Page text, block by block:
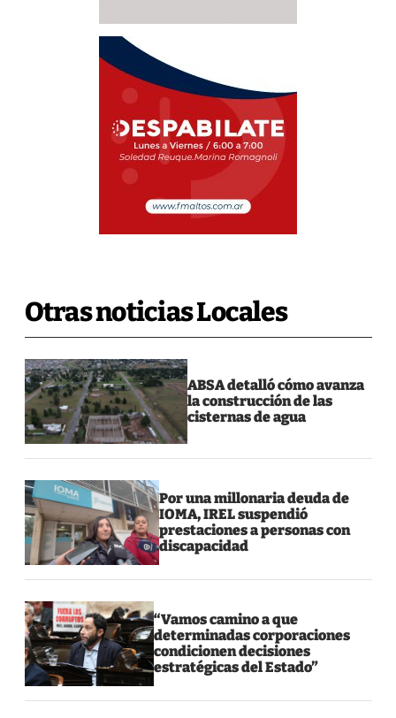
Otras noticias Locales
ABSA detalló cómo avanza
la construcción de las
cisternas de agua
Por una millonaria deuda de
IOMA, IREL suspendió
prestaciones a personas con
discapacidad
“Vamos camino a que
determinadas corporaciones
condicionen decisiones
estratégicas del Estado”